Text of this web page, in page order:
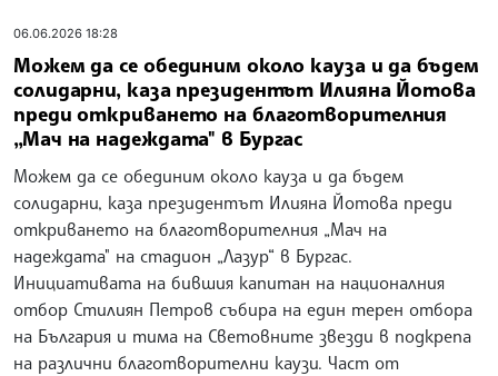
06.06.2026 18:28
Можем да се обединим около кауза и да бъдем
солидарни, каза президентът Илияна Йотова
преди откриването на благотворителния
„Мач на надеждата" в Бургас
Можем да се обединим около кауза и да бъдем
солидарни, каза президентът Илияна Йотова преди
откриването на благотворителния „Мач на
надеждата" на стадион „Лазур“ в Бургас.
Инициативата на бившия капитан на националния
отбор Стилиян Петров събира на един терен отбора
на България и тима на Световните звезди в подкрепа
на различни благотворителни каузи. Част от